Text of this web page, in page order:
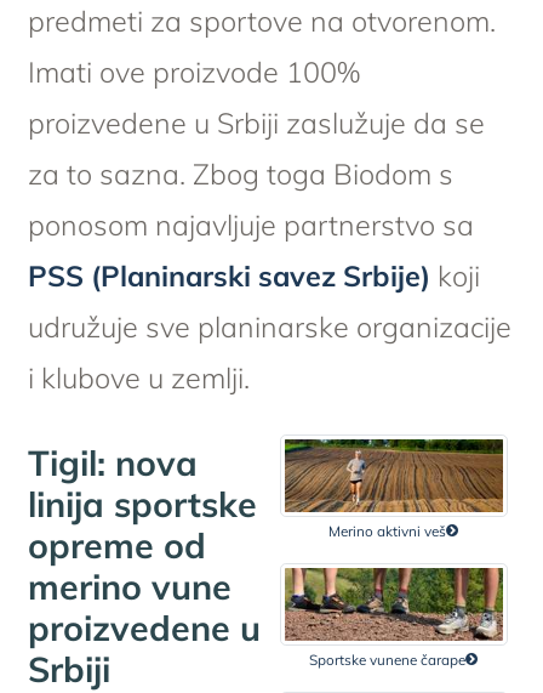
predmeti za sportove na otvorenom.
Imati ove proizvode 100%
proizvedene u Srbiji zaslužuje da se
za to sazna. Zbog toga Biodom s
ponosom najavljuje partnerstvo sa
PSS (Planinarski savez Srbije) koji
udružuje sve planinarske organizacije
i klubove u zemlji.
Merino aktivni veš
Sportske vunene čarape
Tigil: nova
linija sportske
opreme od
merino vune
proizvedene u
Srbiji